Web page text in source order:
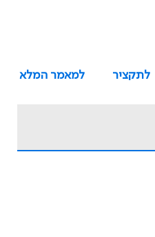
לתקציר
למאמר המלא